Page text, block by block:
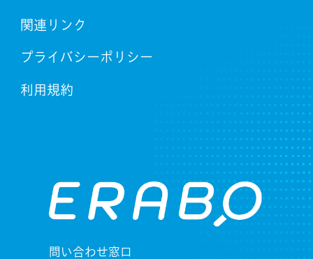
関連リンク
プライバシーポリシー
利用規約
問い合わせ窓口